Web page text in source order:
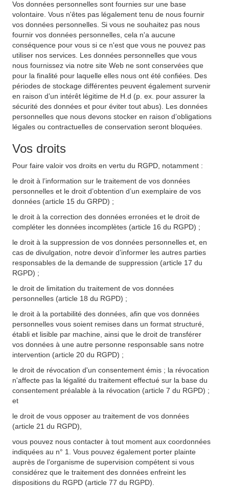
Vos données personnelles sont fournies sur une base
volontaire. Vous n'êtes pas légalement tenu de nous fournir
vos données personnelles. Si vous ne souhaitez pas nous
fournir vos données personnelles, cela n'a aucune
conséquence pour vous si ce n'est que vous ne pouvez pas
utiliser nos services. Les données personnelles que vous
nous fournissez via notre site Web ne sont conservées que
pour la finalité pour laquelle elles nous ont été confiées. Des
périodes de stockage différentes peuvent également survenir
en raison d’un intérêt légitime de H.d (p. ex. pour assurer la
sécurité des données et pour éviter tout abus). Les données
personnelles que nous devons stocker en raison d’obligations
légales ou contractuelles de conservation seront bloquées.
Vos droits
Pour faire valoir vos droits en vertu du RGPD, notamment :
le droit à l’information sur le traitement de vos données
personnelles et le droit d’obtention d’un exemplaire de vos
données (article 15 du GRPD) ;
le droit à la correction des données erronées et le droit de
compléter les données incomplètes (article 16 du RGPD) ;
le droit à la suppression de vos données personnelles et, en
cas de divulgation, notre devoir d’informer les autres parties
responsables de la demande de suppression (article 17 du
RGPD) ;
le droit de limitation du traitement de vos données
personnelles (article 18 du RGPD) ;
le droit à la portabilité des données, afin que vos données
personnelles vous soient remises dans un format structuré,
établi et lisible par machine, ainsi que le droit de transférer
vos données à une autre personne responsable sans notre
intervention (article 20 du RGPD) ;
le droit de révocation d'un consentement émis ; la révocation
n'affecte pas la légalité du traitement effectué sur la base du
consentement préalable à la révocation (article 7 du RGPD) ;
et
le droit de vous opposer au traitement de vos données
(article 21 du RGPD),
vous pouvez nous contacter à tout moment aux coordonnées
indiquées au n° 1. Vous pouvez également porter plainte
auprès de l’organisme de supervision compétent si vous
considérez que le traitement des données enfreint les
dispositions du RGPD (article 77 du RGPD).